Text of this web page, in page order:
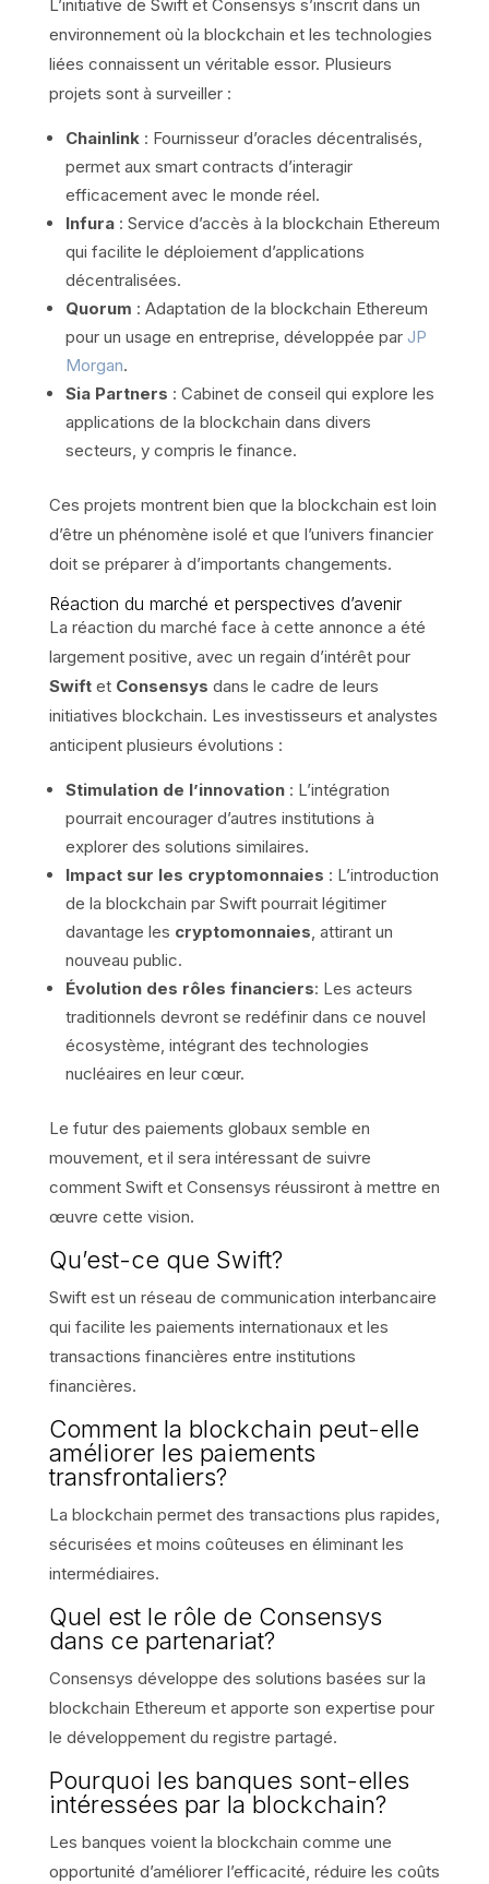
L’initiative de Swift et Consensys s’inscrit dans un
environnement où la blockchain et les technologies
liées connaissent un véritable essor. Plusieurs
projets sont à surveiller :
Chainlink: Fournisseur d’oracles décentralisés,
permet aux smart contracts d’interagir
efficacement avec le monde réel.
Infura: Service d’accès à la blockchain Ethereum
qui facilite le déploiement d’applications
décentralisées.
Quorum : Adaptation de la blockchain Ethereum
pour un usage en entreprise, développée par JP
Morgan.
Sia Partners : Cabinet de conseil qui explore les
applications de la blockchain dans divers
secteurs, y compris le finance.
Ces projets montrent bien que la blockchain est loin
d’être un phénomène isolé et que l’univers financier
doit se préparer à d’importants changements.
Réaction du marché et perspectives d’avenir
La réaction du marché face à cette annonce a été
largement positive, avec un regain d’intérêt pour
Swiftet Consensys dans le cadre de leurs
initiatives blockchain. Les investisseurs et analystes
anticipent plusieurs évolutions :
Stimulation de l’innovation: L’intégration
pourrait encourager d’autres institutions à
explorer des solutions similaires.
Impact sur les cryptomonnaies : L’introduction
de la blockchain par Swift pourrait légitimer
davantage les cryptomonnaies, attirant un
nouveau public.
Évolution des rôles financiers: Les acteurs
traditionnels devront se redéfinir dans ce nouvel
écosystème, intégrant des technologies
nucléaires en leur cœur.
Le futur des paiements globaux semble en
mouvement, et il sera intéressant de suivre
comment Swift et Consensys réussiront à mettre en
œuvre cette vision.
Qu’est-ce que Swift?
Swift est un réseau de communication interbancaire
qui facilite les paiements internationaux et les
transactions financières entre institutions
financières.
Comment la blockchain peut-elle
améliorer les paiements
transfrontaliers?
La blockchain permet des transactions plus rapides,
sécurisées et moins coûteuses en éliminant les
intermédiaires.
Quel est le rôle de Consensys
dans ce partenariat?
Consensys développe des solutions basées sur la
blockchain Ethereum et apporte son expertise pour
le développement du registre partagé.
Pourquoi les banques sont-elles
intéressées par la blockchain?
Les banques voient la blockchain comme une
opportunité d’améliorer l’efficacité, réduire les coûts